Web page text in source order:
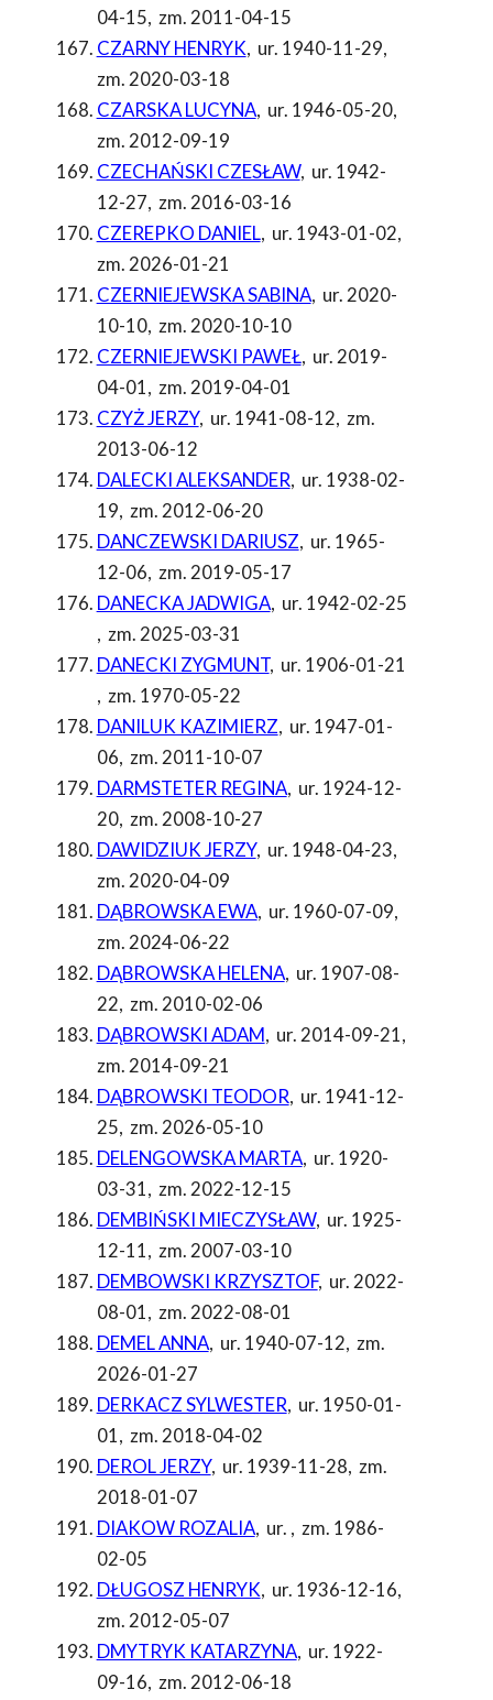
04-15, zm. 2011-04-15
CZARNY HENRYK, ur. 1940-11-29,
zm. 2020-03-18
CZARSKA LUCYNA, ur. 1946-05-20,
zm. 2012-09-19
CZECHAŃSKI CZESŁAW, ur. 1942-
12-27, zm. 2016-03-16
CZEREPKO DANIEL, ur. 1943-01-02,
zm. 2026-01-21
CZERNIEJEWSKA SABINA, ur. 2020-
10-10, zm. 2020-10-10
CZERNIEJEWSKI PAWEŁ, ur. 2019-
04-01, zm. 2019-04-01
CZYŻ JERZY, ur. 1941-08-12, zm.
2013-06-12
DALECKI ALEKSANDER, ur. 1938-02-
19, zm. 2012-06-20
DANCZEWSKI DARIUSZ, ur. 1965-
12-06, zm. 2019-05-17
DANECKA JADWIGA, ur. 1942-02-25
, zm. 2025-03-31
DANECKI ZYGMUNT, ur. 1906-01-21
, zm. 1970-05-22
DANILUK KAZIMIERZ, ur. 1947-01-
06, zm. 2011-10-07
DARMSTETER REGINA, ur. 1924-12-
20, zm. 2008-10-27
DAWIDZIUK JERZY, ur. 1948-04-23,
zm. 2020-04-09
DĄBROWSKA EWA, ur. 1960-07-09,
zm. 2024-06-22
DĄBROWSKA HELENA, ur. 1907-08-
22, zm. 2010-02-06
DĄBROWSKI ADAM, ur. 2014-09-21,
zm. 2014-09-21
DĄBROWSKI TEODOR, ur. 1941-12-
25, zm. 2026-05-10
DELENGOWSKA MARTA, ur. 1920-
03-31, zm. 2022-12-15
DEMBIŃSKI MIECZYSŁAW, ur. 1925-
12-11, zm. 2007-03-10
DEMBOWSKI KRZYSZTOF, ur. 2022-
08-01, zm. 2022-08-01
DEMEL ANNA, ur. 1940-07-12, zm.
2026-01-27
DERKACZ SYLWESTER, ur. 1950-01-
01, zm. 2018-04-02
DEROL JERZY, ur. 1939-11-28, zm.
2018-01-07
DIAKOW ROZALIA, ur. , zm. 1986-
02-05
DŁUGOSZ HENRYK, ur. 1936-12-16,
zm. 2012-05-07
DMYTRYK KATARZYNA, ur. 1922-
09-16, zm. 2012-06-18